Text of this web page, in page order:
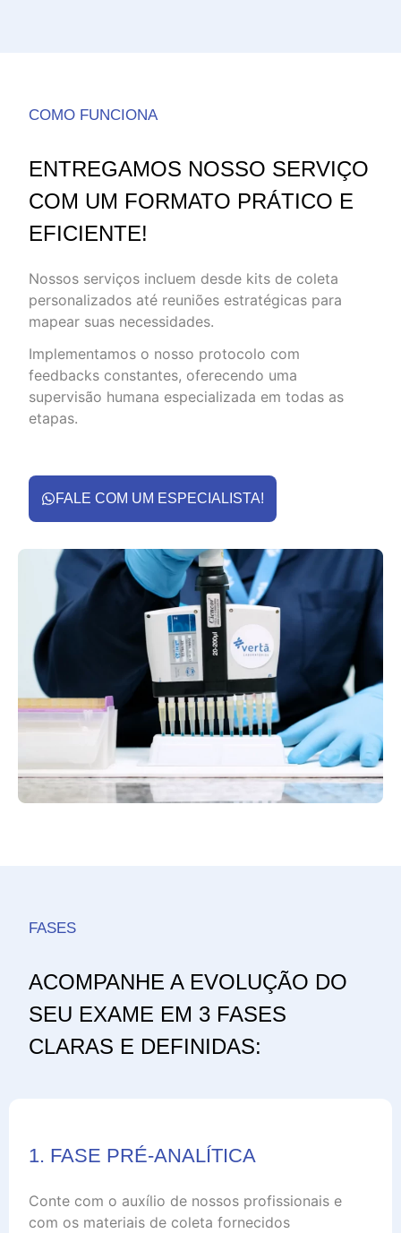
COMO FUNCIONA
ENTREGAMOS NOSSO SERVIÇO
COM UM FORMATO PRÁTICO E
EFICIENTE!
Nossos serviços incluem desde kits de coleta
personalizados até reuniões estratégicas para
mapear suas necessidades.
Implementamos o nosso protocolo com
feedbacks constantes, oferecendo uma
supervisão humana especializada em todas as
etapas.
FALE COM UM ESPECIALISTA!
FASES
ACOMPANHE A EVOLUÇÃO DO
SEU EXAME EM 3 FASES
CLARAS E DEFINIDAS:
1. FASE PRÉ-ANALÍTICA
Conte com o auxílio de nossos profissionais e
com os materiais de coleta fornecidos